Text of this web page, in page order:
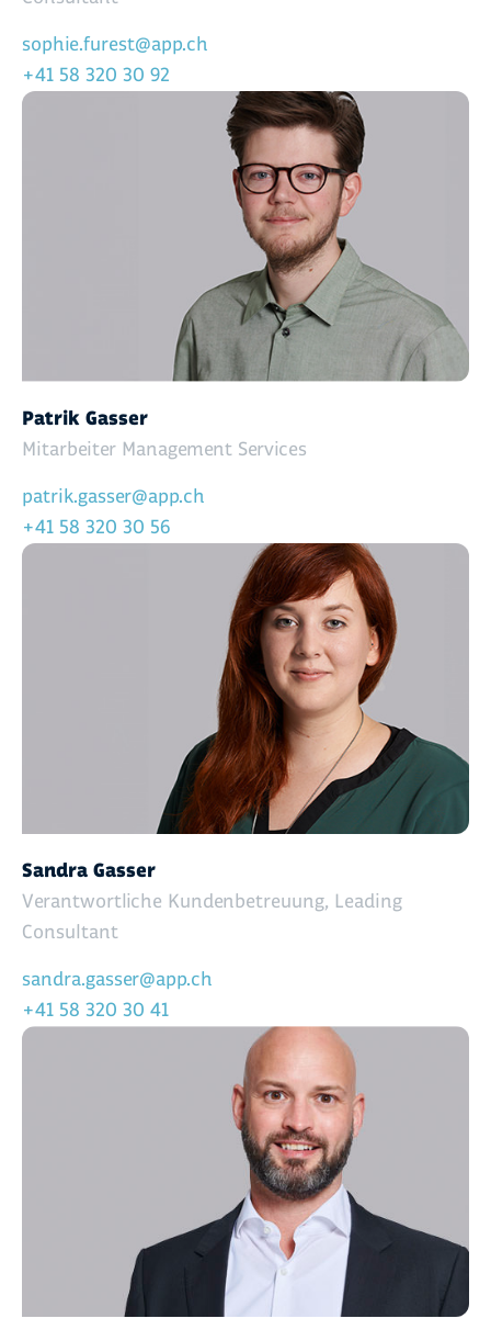
sophie.furest@app.ch
+41 58 320 30 92
Patrik Gasser
Mitarbeiter Management Services
patrik.gasser@app.ch
+41 58 320 30 56
Sandra Gasser
Verantwortliche Kundenbetreuung, Leading
Consultant
sandra.gasser@app.ch
+41 58 320 30 41